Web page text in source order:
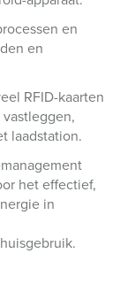
en
en
RFID-kaarten
laadstation.
het effectief,
in